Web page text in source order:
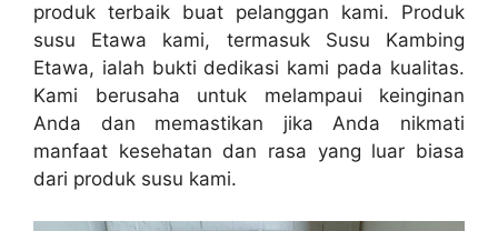
produk terbaik buat pelanggan kami. Produk
susu Etawa kami, termasuk Susu Kambing
Etawa, ialah bukti dedikasi kami pada kualitas.
Kami berusaha untuk melampaui keinginan
Anda dan memastikan jika Anda nikmati
manfaat kesehatan dan rasa yang luar biasa
dari produk susu kami.